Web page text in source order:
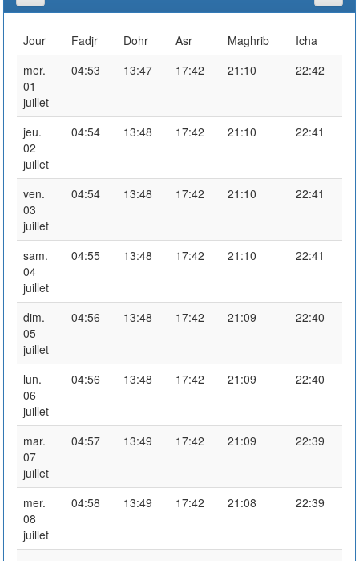
Jour Fadjr Dohr Asr Maghrib
Icha
mer.
01
juillet
04:53 13:47 17:42 21:10 22:42
jeu.
02
juillet
04:54 13:48 17:42 21:10 22:41
ven.
03
juillet
04:54 13:48 17:42 21:10 22:41
sam.
04
juillet
04:55 13:48 17:42 21:10 22:41
dim.
05
juillet
04:56 13:48 17:42 21:09 22:40
lun.
06
juillet
04:56 13:48 17:42 21:09 22:40
mar.
07
juillet
04:57 13:49 17:42 21:09 22:39
mer.
08
juillet
04:58 13:49 17:42 21:08 22:39